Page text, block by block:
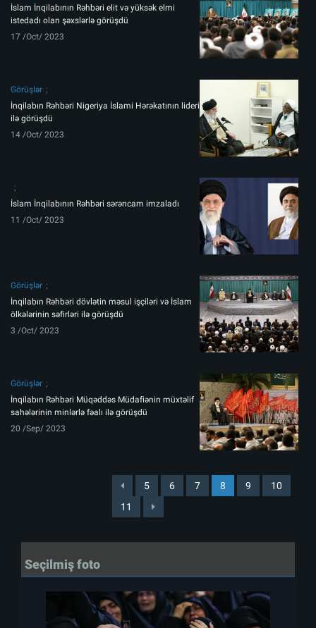
İslam İnqilabının Rəhbəri elit və yüksək elmi
istedadı olan şəxslərlə görüşdü
17 /Oct/ 2023
Görüşlər
İnqilabın Rəhbəri Nigeriya İslami Hərəkatının lideri
ilə görüşdü
14 /Oct/ 2023
İslam İnqilabının Rəhbəri sərəncam imzaladı
11 /Oct/ 2023
Görüşlər
İnqilabın Rəhbəri dövlətin məsul işçiləri və İslam
ölkələrinin səfirləri ilə görüşdü
3 /Oct/ 2023
Görüşlər
İnqilabın Rəhbəri Müqəddəs Müdafiənin müxtəlif
sahələrinin minlərlə fəalı ilə görüşdü
20 /Sep/ 2023
5 6 7 8 9
10
11
Seçilmiş foto